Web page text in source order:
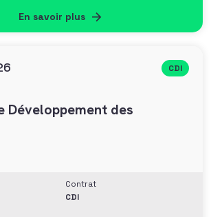
En savoir plus
CDI
Développement des
Contrat
CDI